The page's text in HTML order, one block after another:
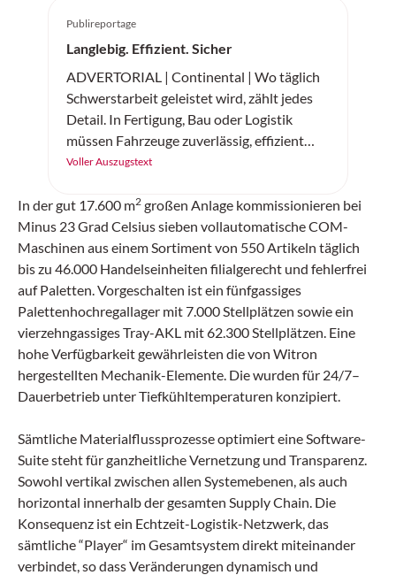
Publireportage
Langlebig. Effizient. Sicher
ADVERTORIAL | Continental | Wo täglich
Schwerstarbeit geleistet wird, zählt jedes
Detail. In Fertigung, Bau oder Logistik
müssen Fahrzeuge zuverlässig, effizient
und sicher arbeiten. Der «SC20+» von
Vollgummireifen – gemacht für
Höchstleistung auf jedem Untergrund.
Voller Auszugstext
In der gut 17.600 m2 großen Anlage kommissionieren bei
Minus 23 Grad Celsius sieben vollautomatische COM-
Maschinen aus einem Sortiment von 550 Artikeln täglich
bis zu 46.000 Handelseinheiten filialgerecht und fehlerfrei
auf Paletten. Vorgeschalten ist ein fünfgassiges
Palettenhochregallager mit 7.000 Stellplätzen sowie ein
vierzehngassiges Tray-AKL mit 62.300 Stellplätzen. Eine
hohe Verfügbarkeit gewährleisten die von Witron
hergestellten Mechanik-Elemente. Die wurden für 24/7–
Dauerbetrieb unter Tiefkühltemperaturen konzipiert.
Sämtliche Materialflussprozesse optimiert eine Software-
Suite steht für ganzheitliche Vernetzung und Transparenz.
Sowohl vertikal zwischen allen Systemebenen, als auch
horizontal innerhalb der gesamten Supply Chain. Die
Konsequenz ist ein Echtzeit-Logistik-Netzwerk, das
sämtliche “Player“ im Gesamtsystem direkt miteinander
verbindet, so dass Veränderungen dynamisch und